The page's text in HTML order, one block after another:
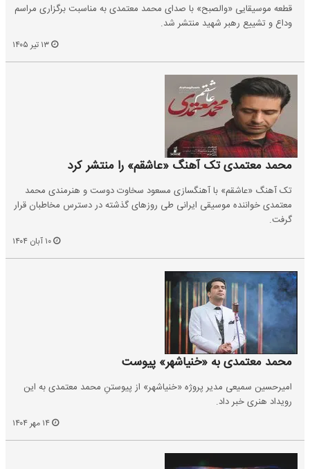
قطعه موسیقایی «والصبح» با صدای محمد معتمدی به مناسبت برگزاری مراسم
وداع و تشییع رهبر شهید منتشر شد.
محمد معتمدی تک آهنگ «عاشقم» را منتشر کرد
تک آهنگ «عاشقم» با آهنگسازی مسعود سخاوت دوست و هنرمندی محمد
معتمدی خواننده موسیقی ایرانی طی روزهای گذشته در دسترس مخاطبان قرار
گرفت.
محمد معتمدی به «خنیاشهر» پیوست
امیرحسین سمیعی مدیر پروژه «خنیاشهر» از پیوستنِ محمد معتمدی به این
رویداد هنری خبر داد.